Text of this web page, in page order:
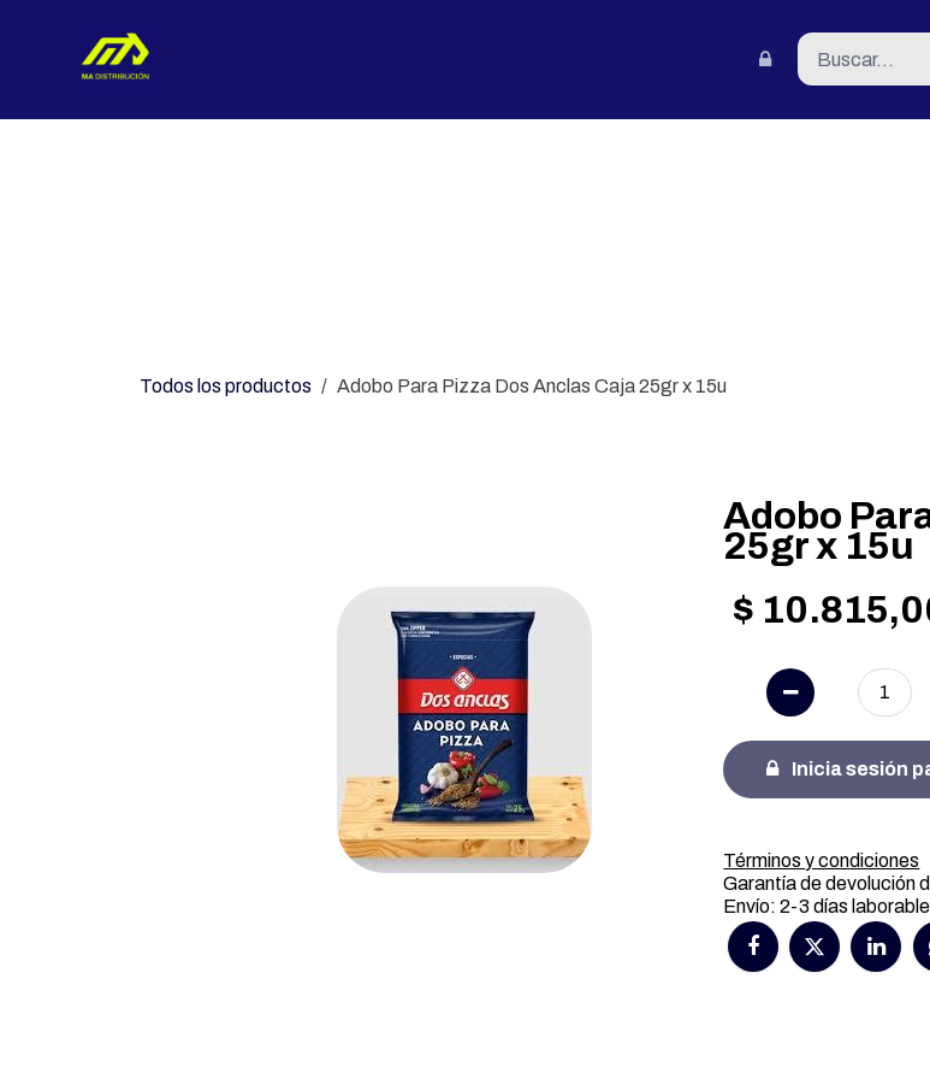
Todos los productos Adobo Para Pizza Dos Anclas Caja 25gr x 15u
Adobo
25gr x 15u
$
Inicia sesión
Términos y condiciones
Garantía de devolución
Envío: 2-3 días